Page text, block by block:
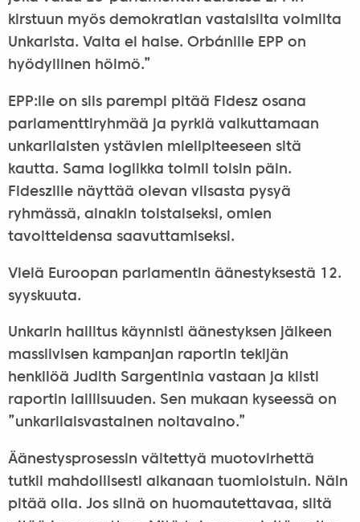
kirstuun myös demokratian vastaisilta voimilta
Unkarista. Valta ei haise. Orbánille EPP on
hyödyllinen hölmö.”
EPP:lle on siis parempi pitää Fidesz osana
parlamenttiryhmää ja pyrkiä vaikuttamaan
unkarilaisten ystävien mielipiteeseen sitä
kautta. Sama logiikka toimii toisin päin.
Fideszille näyttää olevan viisasta pysyä
ryhmässä, ainakin toistaiseksi, omien
tavoitteidensa saavuttamiseksi.
Vielä Euroopan parlamentin äänestyksestä 12.
syyskuuta.
Unkarin hallitus käynnisti äänestyksen jälkeen
massiivisen kampanjan raportin tekijän
henkilöä Judith Sargentinia vastaan ja kiisti
raportin laillisuuden. Sen mukaan kyseessä on
”unkarilaisvastainen noitavaino.”
Äänestysprosessin väitettyä muotovirhettä
tutkii mahdollisesti aikanaan tuomioistuin. Näin
pitää olla. Jos siinä on huomautettavaa, siitä